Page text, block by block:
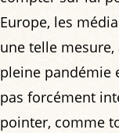
Europe, les
une telle
pleine pandémie
pas forcément
pointer, comme